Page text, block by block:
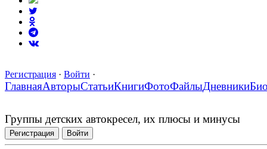
Регистрация · Войти ·
ГлавнаяАвторыСтатьиКнигиФотоФайлыДневники
Группы детских автокресел, их плюсы и минусы
Регистрация Войти